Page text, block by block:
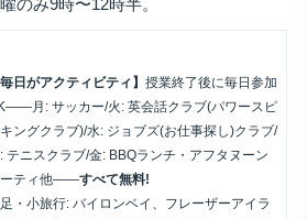
のみ9時〜12時半。
毎日がアクティビティ】 授業終了後に毎日参加
月: サッカー/火: 英会話クラブ(パワースピ
ングクラブ)/水: ジョブズ(お仕事探し)クラブ/
テニスクラブ/金: BBQランチ・アフタヌーン
ティ他——すべて無料!
・小旅行: バイロンベイ、フレーザーアイラ